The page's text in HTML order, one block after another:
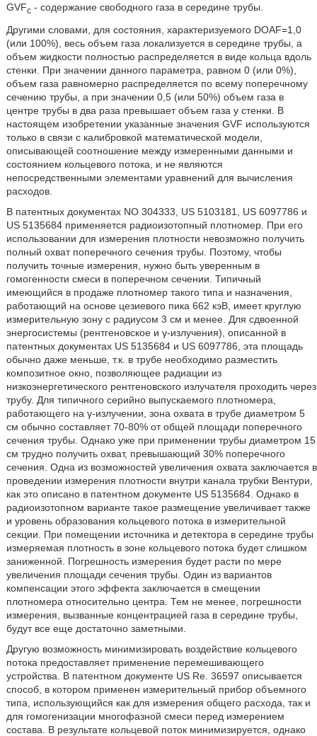
GVFc- содержание свободного газа в середине трубы.
Другими словами, для состояния, характеризуемого DOAF=1,0
(или 100%), весь объем газа локализуется в середине трубы, а
объем жидкости полностью распределяется в виде кольца вдоль
стенки. При значении данного параметра, равном 0 (или 0%),
объем газа равномерно распределяется по всему поперечному
сечению трубы, а при значении 0,5 (или 50%) объем газа в
центре трубы в два раза превышает объем газа у стенки. В
настоящем изобретении указанные значения GVF используются
только в связи с калибровкой математической модели,
описывающей соотношение между измеренными данными и
состоянием кольцевого потока, и не являются
непосредственными элементами уравнений для вычисления
расходов.
В патентных документах NO 304333, US 5103181, US 6097786 и
US 5135684 применяется радиоизотопный плотномер. При его
использовании для измерения плотности невозможно получить
полный охват поперечного сечения трубы. Поэтому, чтобы
получить точные измерения, нужно быть уверенным в
гомогенности смеси в поперечном сечении. Типичный
имеющийся в продаже плотномер такого типа и назначения,
работающий на основе цезиевого пика 662 кэВ, имеет круглую
измерительную зону с радиусом 3 см и менее. Для сдвоенной
энергосистемы (рентгеновское и γ-излучения), описанной в
патентных документах US 5135684 и US 6097786, эта площадь
обычно даже меньше, т.к. в трубе необходимо разместить
композитное окно, позволяющее радиации из
низкоэнергетического рентгеновского излучателя проходить через
трубу. Для типичного серийно выпускаемого плотномера,
работающего на γ-излучении, зона охвата в трубе диаметром 5
см обычно составляет 70-80% от общей площади поперечного
сечения трубы. Однако уже при применении трубы диаметром 15
см трудно получить охват, превышающий 30% поперечного
сечения. Одна из возможностей увеличения охвата заключается в
проведении измерения плотности внутри канала трубки Вентури,
как это описано в патентном документе US 5135684. Однако в
радиоизотопном варианте такое размещение увеличивает также
и уровень образования кольцевого потока в измерительной
секции. При помещении источника и детектора в середине трубы
измеряемая плотность в зоне кольцевого потока будет слишком
заниженной. Погрешность измерения будет расти по мере
увеличения площади сечения трубы. Один из вариантов
компенсации этого эффекта заключается в смещении
плотномера относительно центра. Тем не менее, погрешности
измерения, вызванные концентрацией газа в середине трубы,
будут все еще достаточно заметными.
Другую возможность минимизировать воздействие кольцевого
потока предоставляет применение перемешивающего
устройства. В патентном документе US Re. 36597 описывается
способ, в котором применен измерительный прибор объемного
типа, использующийся как для измерения общего расхода, так и
для гомогенизации многофазной смеси перед измерением
состава. В результате кольцевой поток минимизируется, однако